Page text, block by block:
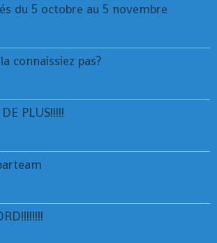
du 5 octobre au 5 novembre
connaissiez pas?
PLUS!!!!!